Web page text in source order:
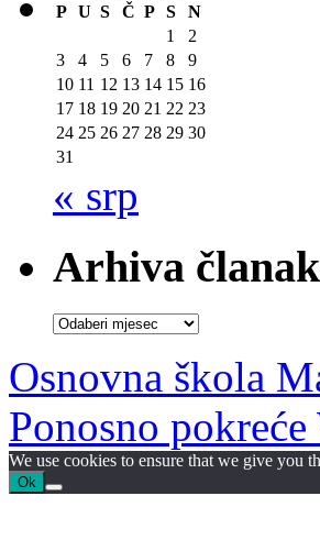
P U S Č P S
N
1
2
3
4 5 6 7 8
9
10 11 12 13 14 15 16
17 18 19 20 21 22 23
24 25 26 27 28 29 30
31
« srp
Arhiva
Arhiva
Osnovna škola
Ponosno pokreće
We use cookies to ensure that we give you
Ok